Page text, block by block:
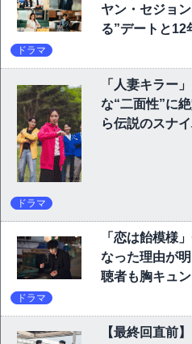
ヤン・セジョ
る”デートと12
ドラマ
「人妻キラー
な“二面性”に
ら伝説のスナ
ドラマ
「恋は飴模様
なった理由が
聴者も胸キュン
ドラマ
【最終回直前